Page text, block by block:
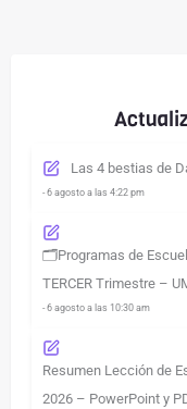
Las 4 bestias de
- 6 agosto a las 4:22 pm
🗂️Programas de
TERCER Trimestre –
- 6 agosto a las 10:30 am
Resumen Lección de
2026 – PowerPoint y